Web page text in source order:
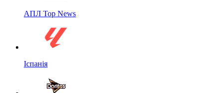
АПЛ Top News
Іспанія